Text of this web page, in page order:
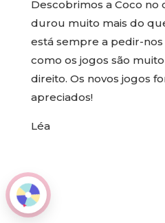
Descobrimos a Coco no
durou muito mais do
está sempre a pedir-nos
como os jogos são
direito. Os novos jogos
apreciados!
Léa